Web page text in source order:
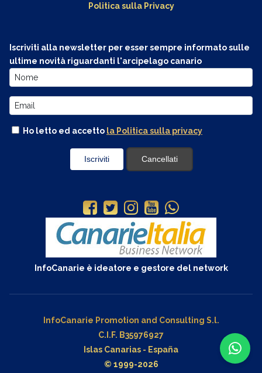
Politica sulla Privacy
Iscriviti alla newsletter per esser sempre informato sulle
ultime novità riguardanti l'arcipelago canario
Ho letto ed accetto la Politica sulla privacy
InfoCanarie è ideatore e gestore del network
InfoCanarie Promotion and Consulting S.l.
C.I.F. B35976927
Islas Canarias - España
© 1999-2026